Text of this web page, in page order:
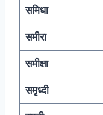
समिधा
समीरा
समीक्षा
समृध्दी